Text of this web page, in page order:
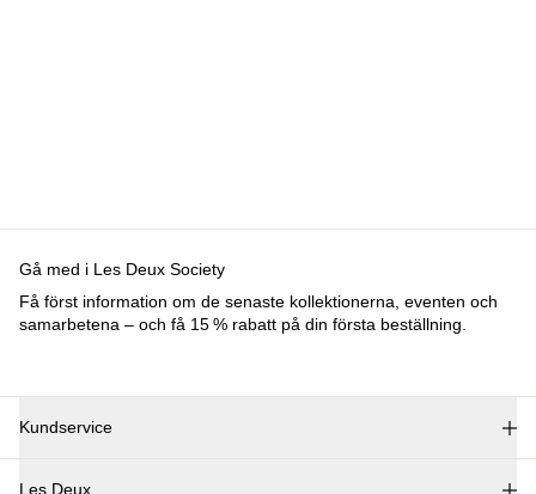
Kundservice
Les Deux
Gå med i Les Deux Society
Få först information om de senaste kollektionerna, eventen och
samarbetena – och få 15 % rabatt på din första beställning.